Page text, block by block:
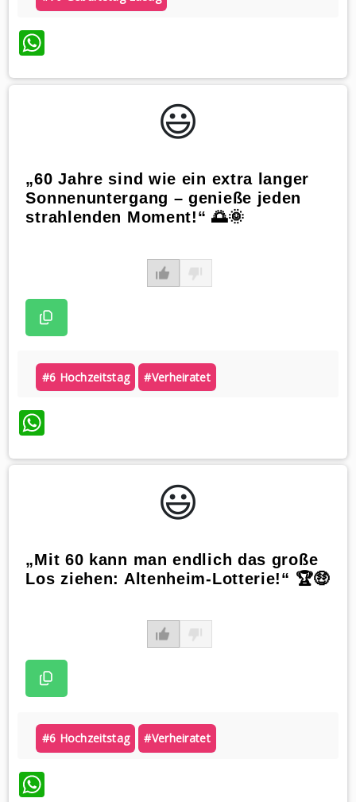
WhatsApp
😃️
„60 Jahre sind wie ein extra langer
Sonnenuntergang – genieße jeden
strahlenden Moment!“ 🌅🌞
#6 Hochzeitstag #verheiratet
WhatsApp
😃️
„Mit 60 kann man endlich das große
Los ziehen: Altenheim-Lotterie!“ 🏆🤑
#6 Hochzeitstag #verheiratet
WhatsApp